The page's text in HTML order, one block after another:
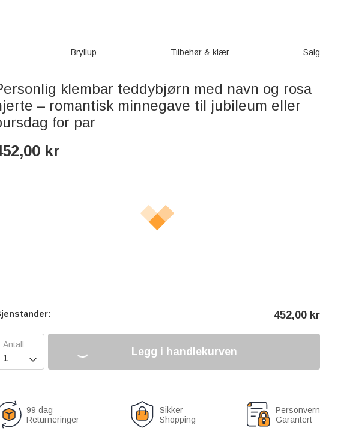
Bryllup Tilbehør & klær Salg
klembar teddybjørn med navn og rosa
– romantisk minnegave til jubileum eller
for par
kr
452,00 kr

Legg i handlekurven
99 dag
Returneringer
Sikker
Shopping
Personvern
Garantert